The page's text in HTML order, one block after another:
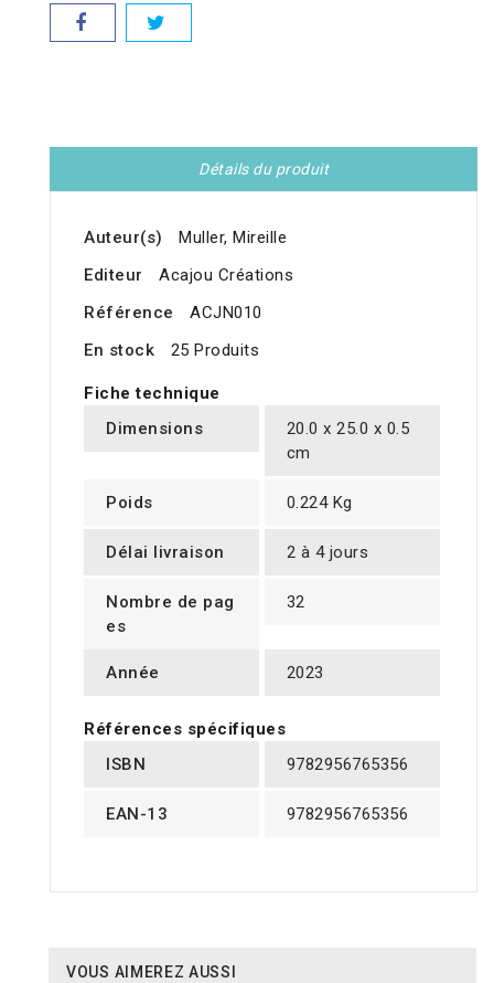
Détails du produit
Auteur(s)
Muller, Mireille
Editeur
Acajou Créations
Référence
ACJN010
En stock
25 Produits
Fiche technique
Dimensions
20.0 x 25.0 x 0.5
cm
Poids 0.224 Kg
Délai livraison 2 à 4 jours
Nombre de pag
es
32
Année 2023
Références spécifiques
ISBN
9782956765356
EAN-13 9782956765356
VOUS AIMEREZ AUSSI